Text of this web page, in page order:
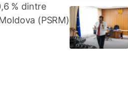
% dintre
(PSRM)